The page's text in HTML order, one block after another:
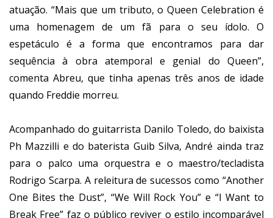
atuação. “Mais que um tributo, o Queen Celebration é
uma homenagem de um fã para o seu ídolo. O
espetáculo é a forma que encontramos para dar
sequência à obra atemporal e genial do Queen”,
comenta Abreu, que tinha apenas três anos de idade
quando Freddie morreu.
Acompanhado do guitarrista Danilo Toledo, do baixista
Ph Mazzilli e do baterista Guib Silva, André ainda traz
para o palco uma orquestra e o maestro/tecladista
Rodrigo Scarpa. A releitura de sucessos como “Another
One Bites the Dust”, “We Will Rock You” e “I Want to
Break Free” faz o público reviver o estilo incomparável